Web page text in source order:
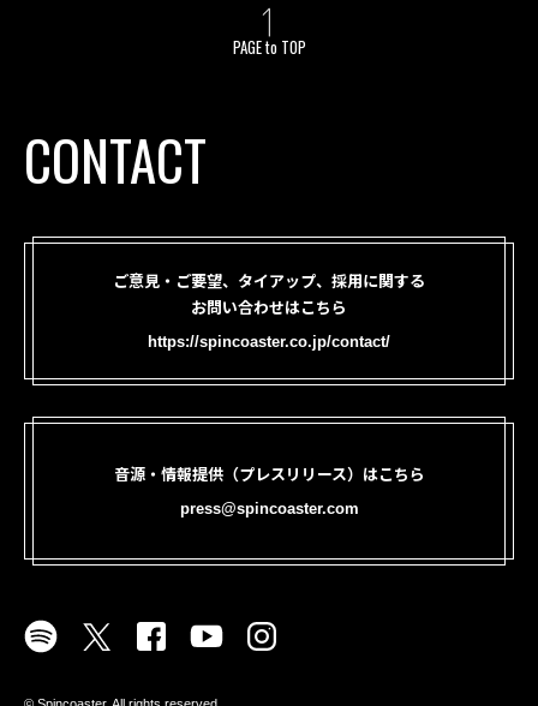
PAGE to TOP
CONTACT
ご意見・ご要望、タイアップ、採用に関する
お問い合わせはこちら
https://spincoaster.co.jp/contact/
音源・情報提供（プレスリリース）はこちら
press@spincoaster.com
©︎ Spincoaster. All rights reserved.